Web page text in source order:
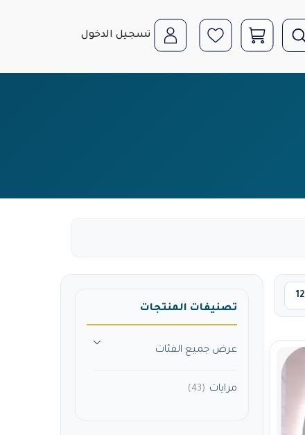
تسجيل الدخول
تصنيفات المنتجات
عرض جميع الفئات
مرايات (43)